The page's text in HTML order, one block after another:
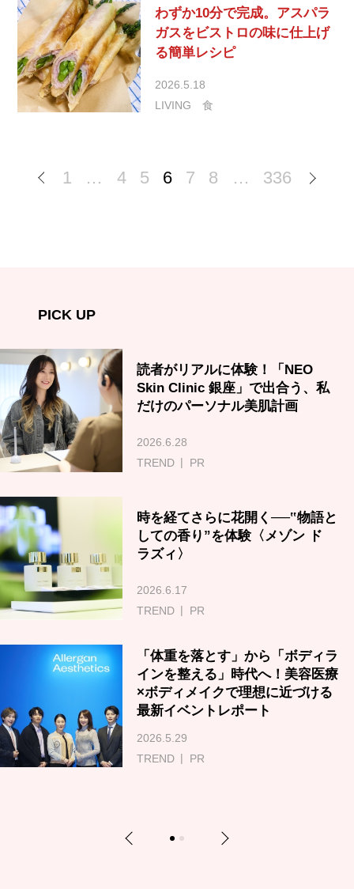
わずか10分で完成。アスパラ
ガスをビストロの味に仕上げ
る簡単レシピ
2026.5.18
LIVING
食
1 … 4 5 6 7 8 … 336
PICK UP
読者がリアルに体験！「NEO
Skin Clinic 銀座」で出合う、私
だけのパーソナル美肌計画
2026.6.28
TREND
PR
時を経てさらに花開く──‟物語と
しての香り”を体験〈メゾン ド
ラズィ〉
2026.6.17
TREND
PR
「体重を落とす」から「ボディラ
インを整える」時代へ！美容医療
×ボディメイクで理想に近づける
最新イベントレポート
2026.5.29
TREND
PR
Previous 1 2 Next